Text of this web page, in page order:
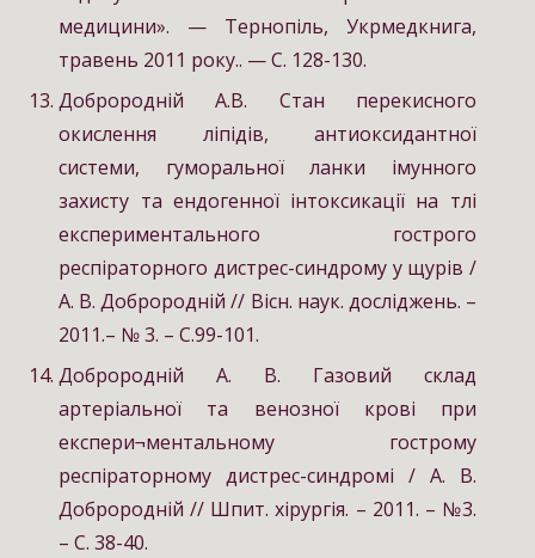
медицини». — Тернопіль, Укрмедкнига,
травень 2011 року.. — С. 128-130.
Доброродній А.В. Cтан перекисного
окислення ліпідів, антиоксидантної
системи, гуморальної ланки імунного
захисту та ендогенної інтоксикації на тлі
експериментального гострого
респіраторного дистрес-синдрому у щурів /
А. В. Доброродній // Вісн. наук. досліджень. –
2011.– № 3. – С.99-101.
Доброродній А. В. Газовий склад
артеріальної та венозної крові при
експери¬ментальному гострому
респіраторному дистрес-синдромі / А. В.
Доброродній // Шпит. хірургія. – 2011. – №3.
– С. 38-40.